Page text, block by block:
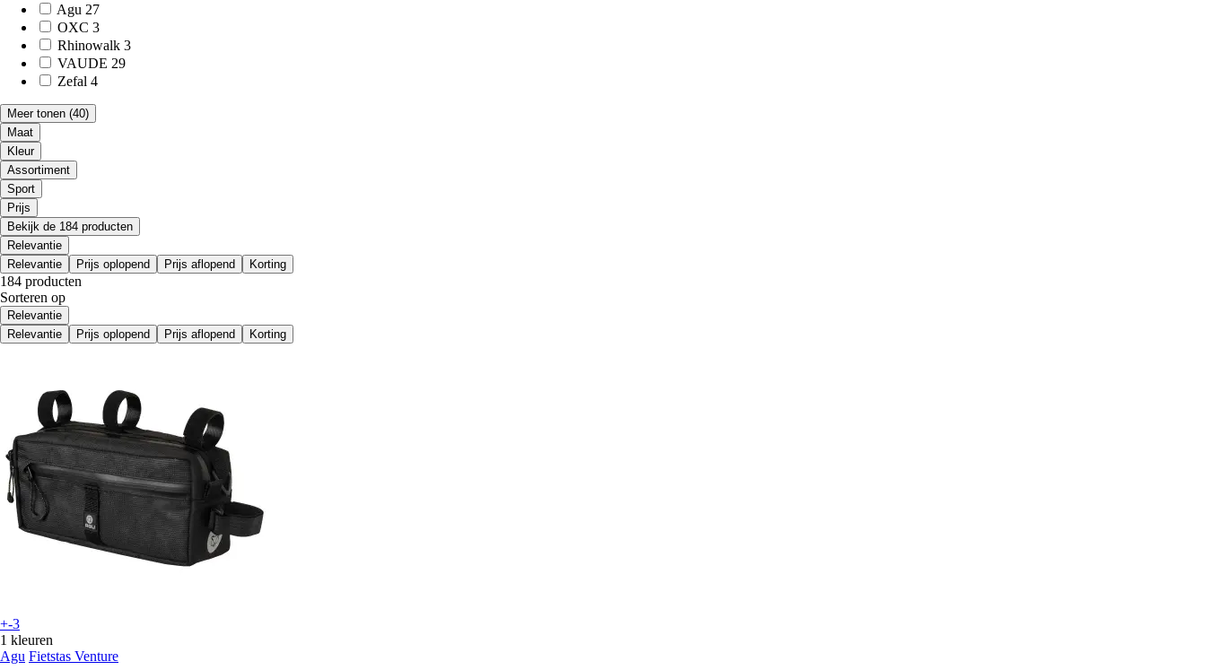
Agu 27
OXC 3
Rhinowalk 3
VAUDE 29
Zefal 4
Meer tonen (40)
Maat
Kleur
Assortiment
Sport
Prijs
Bekijk de 184 producten
Relevantie
Relevantie
Prijs oplopend Prijs aflopend Korting
184 producten
Sorteren op
Relevantie
Relevantie
Prijs oplopend Prijs aflopend Korting
+-3
1 kleuren
Agu Fietstas Venture